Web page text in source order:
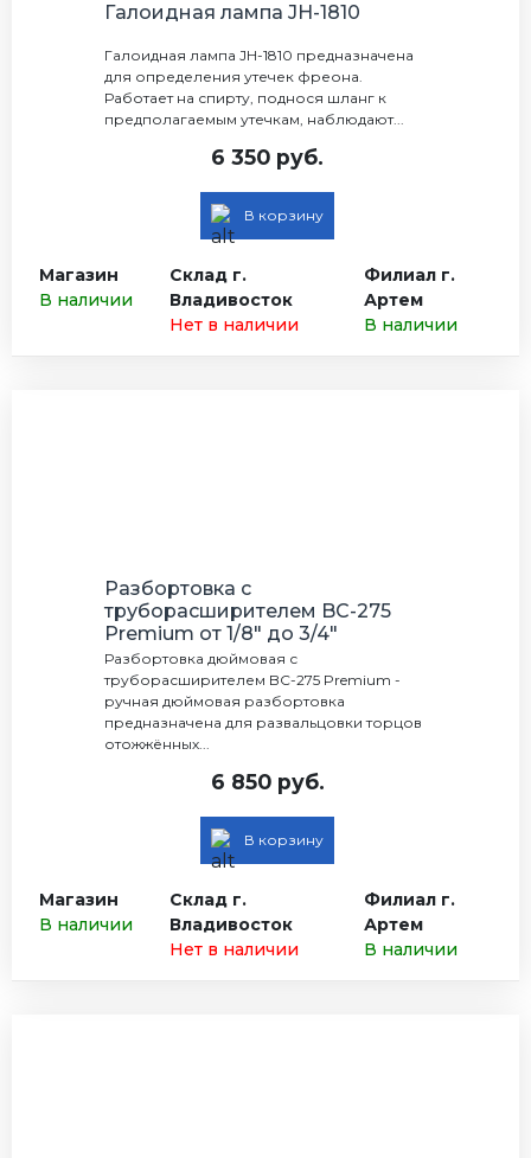
Галоидная лампа JH-1810
Галоидная лампа JH-1810 предназначена
для определения утечек фреона.
Работает на спирту, поднося шланг к
предполагаемым утечкам, наблюдают...
6 350 руб.
В корзину
Магазин
В наличии
Склад г.
Владивосток
Нет в наличии
Филиал г.
Артем
В наличии
Разбортовка с
труборасширителем BC-275
Premium от 1/8" до 3/4"
Разбортовка дюймовая с
труборасширителем BC-275 Premium -
ручная дюймовая разбортовка
предназначена для развальцовки торцов
отожжённых...
6 850 руб.
В корзину
Магазин
В наличии
Склад г.
Владивосток
Нет в наличии
Филиал г.
Артем
В наличии